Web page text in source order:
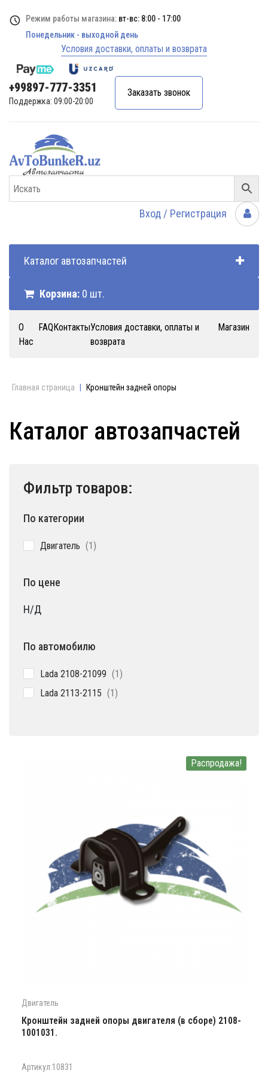
Режим работы магазина: вт-вс: 8:00 - 17:00
Понедельник - выходной день
Условия доставки, оплаты и возврата
+99897-777-3351
Поддержка: 09:00-20:00
Заказать звонок
Вход / Регистрация
Каталог автозапчастей
Корзина: 0 шт.
О
Нас
FAQКонтактыУсловия доставки, оплаты и
возврата
Магазин
Главная страница Кронштейн задней опоры
Каталог автозапчастей
Фильтр товаров:
По категории
Двигатель 11
По цене
Н/Д
По автомобилю
Lada 2108-21099 11
Lada 2113-2115 1 1
Распродажа!
Двигатель
Кронштейн задней опоры двигателя (в сборе) 2108-
1001031.
Артикул:10831